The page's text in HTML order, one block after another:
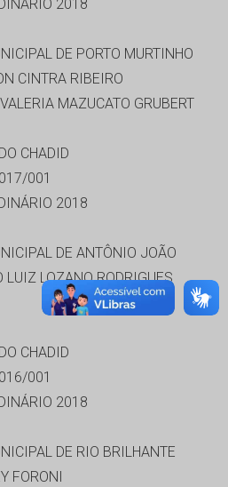
2018
DE PORTO MURTINHO
CINTRA RIBEIRO
MAZUCATO GRUBERT
CHADID
001
2018
DE ANTÔNIO JOÃO
LUIZ LOZANO RODRIGUES
CHADID
001
2018
DE RIO BRILHANTE
FORONI